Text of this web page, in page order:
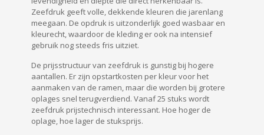
Zeefdruk geeft volle, dekkende kleuren die jarenlang
meegaan. De opdruk is uitzonderlijk goed wasbaar en
kleurecht, waardoor de kleding er ook na intensief
gebruik nog steeds fris uitziet.
De prijsstructuur van zeefdruk is gunstig bij hogere
aantallen. Er zijn opstartkosten per kleur voor het
aanmaken van de ramen, maar die worden bij grotere
oplages snel terugverdiend. Vanaf 25 stuks wordt
zeefdruk prijstechnisch interessant. Hoe hoger de
oplage, hoe lager de stuksprijs.